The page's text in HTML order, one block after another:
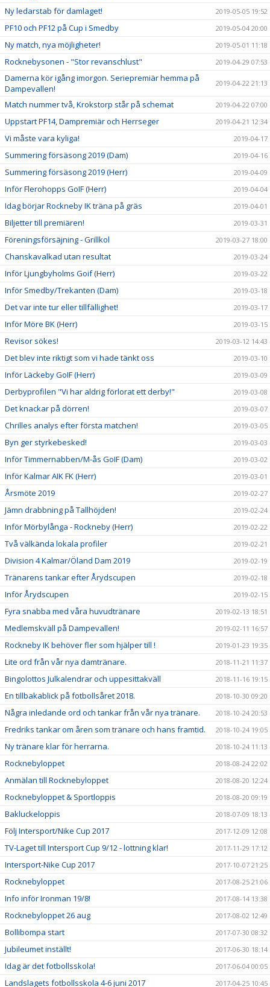
Ny ledarstab för damlaget! 2019-05-05 19:52
PF10 och PF12 på Cup i Smedby 2019-05-04 20:00
Ny match, nya möjligheter! 2019-05-01 11:18
Rocknebysonen - "Stor revanschlust" 2019-04-29 07:53
Damerna kör igång imorgon. Seriepremiär hemma på
Dampevallen!
2019-04-22 21:13
Match nummer två, Krokstorp står på schemat 2019-04-22 07:00
Uppstart PF14, Dampremiär och Herrseger 2019-04-21 12:34
Vi måste vara kyliga! 2019-04-17
Summering försäsong 2019 (Dam) 2019-04-16
Summering försäsong 2019 (Herr) 2019-04-09
Inför Flerohopps GoIF (Herr) 2019-04-04
Idag börjar Rockneby IK träna på gräs 2019-04-01
Biljetter till premiären! 2019-03-31
Föreningsförsäjning - Grillkol 2019-03-27 18:00
Chanskavalkad utan resultat 2019-03-24
Inför Ljungbyholms Goif (Herr) 2019-03-22
Inför Smedby/Trekanten (Dam) 2019-03-18
Det var inte tur eller tillfällighet! 2019-03-17
Inför Möre BK (Herr) 2019-03-15
Revisor sökes! 2019-03-12 14:43
Det blev inte riktigt som vi hade tänkt oss 2019-03-10
Inför Läckeby GoIF (Herr) 2019-03-09
Derbyprofilen "Vi har aldrig förlorat ett derby!" 2019-03-08
Det knackar på dörren! 2019-03-07
Chrilles analys efter första matchen! 2019-03-05
Byn ger styrkebesked! 2019-03-03
Inför Timmernabben/M-ås GoIF (Dam) 2019-03-02
Inför Kalmar AIK FK (Herr) 2019-03-01
Årsmöte 2019 2019-02-27
Jämn drabbning på Tallhöjden! 2019-02-24
Inför Mörbylånga - Rockneby (Herr) 2019-02-22
Två välkända lokala profiler 2019-02-21
Division 4 Kalmar/Öland Dam 2019 2019-02-19
Tränarens tankar efter Årydscupen 2019-02-18
Inför Årydscupen 2019-02-15
Fyra snabba med våra huvudtränare 2019-02-13 18:51
Medlemskväll på Dampevallen! 2019-02-11 16:57
Rockneby IK behöver fler som hjälper till ! 2019-01-23 19:35
Lite ord från vår nya damtränare. 2018-11-21 11:37
Bingolottos Julkalendrar och uppesittakväll 2018-11-16 19:15
En tillbakablick på fotbollsåret 2018. 2018-10-30 09:20
Några inledande ord och tankar från vår nya tränare. 2018-10-24 20:53
Fredriks tankar om åren som tränare och hans framtid. 2018-10-24 19:05
Ny tränare klar för herrarna. 2018-10-24 11:13
Rocknebyloppet 2018-08-24 22:02
Anmälan till Rocknebyloppet 2018-08-20 12:24
Rocknebyloppet & Sportloppis 2018-08-20 09:19
Bakluckeloppis 2018-07-09 18:13
Följ Intersport/Nike Cup 2017 2017-12-09 12:08
TV-Laget till Intersport Cup 9/12 - lottning klar! 2017-11-29 17:12
Intersport-Nike Cup 2017 2017-10-07 21:25
Rocknebyloppet 2017-08-25 21:06
Info inför Ironman 19/8! 2017-08-14 13:38
Rocknebyloppet 26 aug 2017-08-02 12:49
Bollibompa start 2017-07-30 08:32
Jubileumet inställt! 2017-06-30 18:14
Idag är det fotbollsskola! 2017-06-04 00:05
Landslagets fotbollsskola 4-6 juni 2017 2017-04-25 10:45